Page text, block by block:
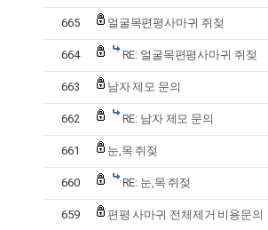
665 얼굴목편평사마귀 쥐젖
664 RE: 얼굴목편평사마귀 쥐젖
663 남자 제모 문의
662 RE: 남자 제모 문의
661 눈,목 쥐젖
660 RE: 눈,목 쥐젖
659 편평 사마귀 전체제거 비용문의